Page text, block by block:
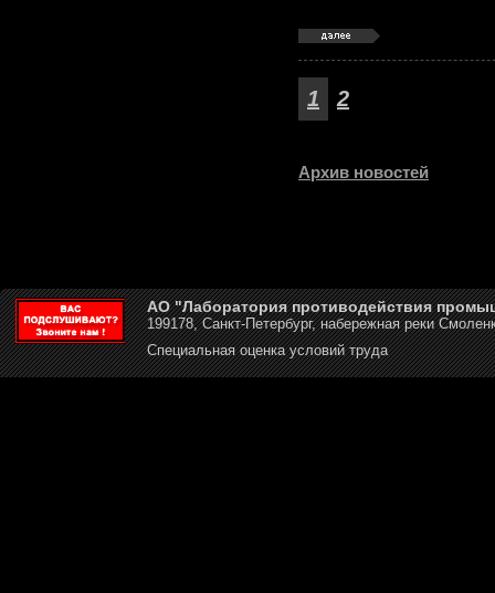
1 2
Архив новостей
АО "Лаборатория противодействия
199178, Санкт-Петербург, набережная реки
Специальная оценка условий труда